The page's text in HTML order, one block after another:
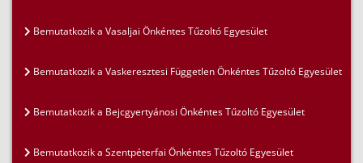
Bemutatkozik a Vasaljai Önkéntes Tűzoltó Egyesület
Bemutatkozik a Vaskeresztesi Független Önkéntes Tűzoltó Egyesület
Bemutatkozik a Bejcgyertyánosi Önkéntes Tűzoltó Egyesület
Bemutatkozik a Szentpéterfai Önkéntes Tűzoltó Egyesület